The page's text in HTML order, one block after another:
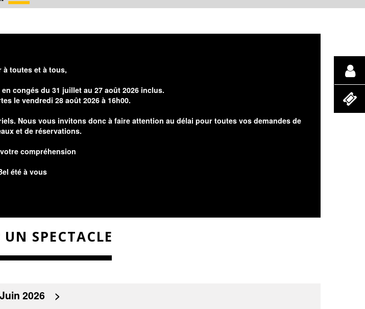
à toutes et à tous,
congés du 31 juillet au 27 août 2026 inclus.
le vendredi 28 août 2026 à 16h00.
Nous vous invitons donc à faire attention au délai pour toutes vos demandes de
et de réservations.
compréhension
été à vous
SPECTACLE
Juin 2026 >